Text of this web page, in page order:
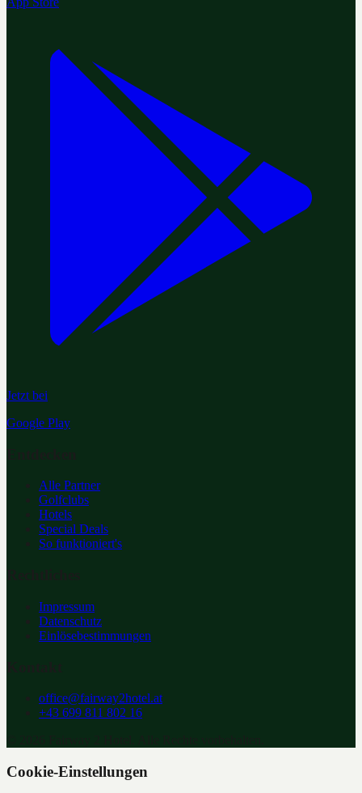
Jetzt bei
Google Play
Alle Partner
Golfclubs
Hotels
Special Deals
So funktioniert's
Impressum
Datenschutz
Einlösebestimmungen
office@fairway2hotel.at
+43 699 811 802 16
Cookie-Einstellungen